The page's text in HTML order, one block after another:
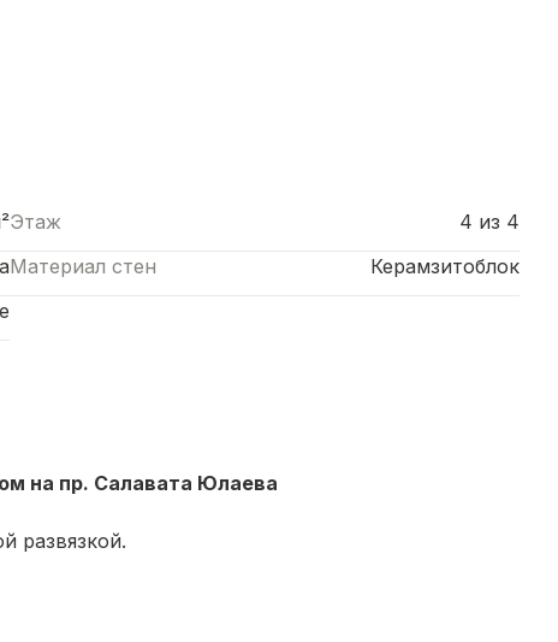
Этаж
4 из 4
Материал стен
Керамзитоблок
на пр. Салавата Юлаева
развязкой.